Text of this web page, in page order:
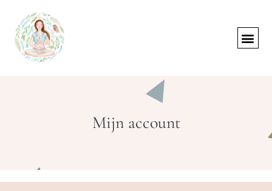
Mijn account